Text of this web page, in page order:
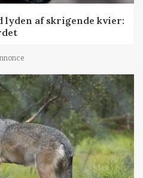
lyden af skrigende kvier: